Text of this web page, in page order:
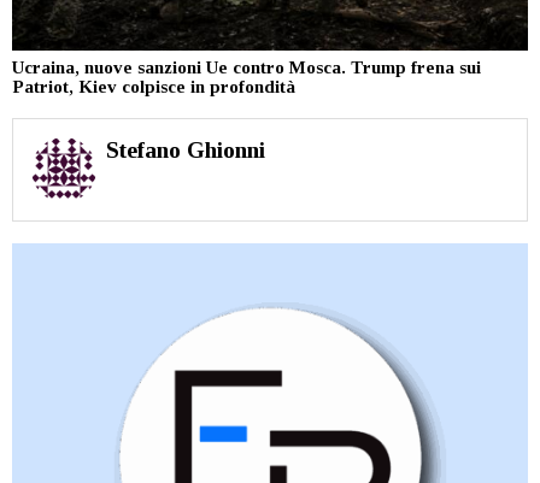
Ucraina, nuove sanzioni Ue contro Mosca. Trump frena sui
Patriot, Kiev colpisce in profondità
Stefano Ghionni